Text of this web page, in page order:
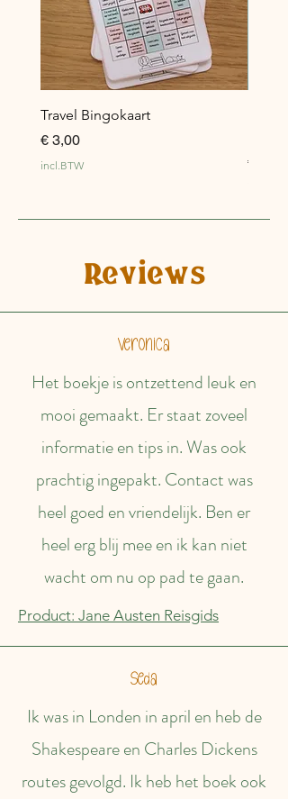
Travel Bingokaart
Prijs
€ 3,00
incl.BTW
Prijs
€ 4,99
Reviews
Veronica
Het boekje is ontzettend leuk en
mooi gemaakt. Er staat zoveel
informatie en tips in. Was ook
prachtig ingepakt. Contact was
heel goed en vriendelijk. Ben er
heel erg blij mee en ik kan niet
wacht om nu op pad te gaan.
Product: Jane Austen Reisgids
Seda
Ik was in Londen in april en heb de
Shakespeare en Charles Dickens
routes gevolgd. Ik heb het boek ook